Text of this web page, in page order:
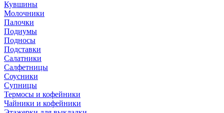
Кувшины
Молочники
Палочки
Подиумы
Подносы
Подставки
Салатники
Салфетницы
Соусники
Супницы
Термосы и кофейники
Чайники и кофейники